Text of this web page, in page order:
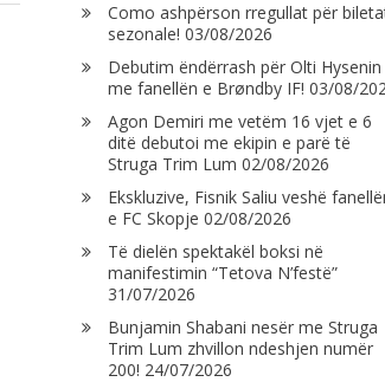
Como ashpërson rregullat për
sezonale! 03/08/2026
Debutim ëndërrash për Olti Hysenin
me fanellën e Brøndby IF! 03/08/
Agon Demiri me vetëm 16 vjet e 6
ditë debutoi me ekipin e parë të
Struga Trim Lum 02/08/2026
Ekskluzive, Fisnik Saliu veshë
e FC Skopje 02/08/2026
Të dielën spektakël boksi në
manifestimin “Tetova N’festë”
31/07/2026
Bunjamin Shabani nesër me Struga
Trim Lum zhvillon ndeshjen numër
200! 24/07/2026